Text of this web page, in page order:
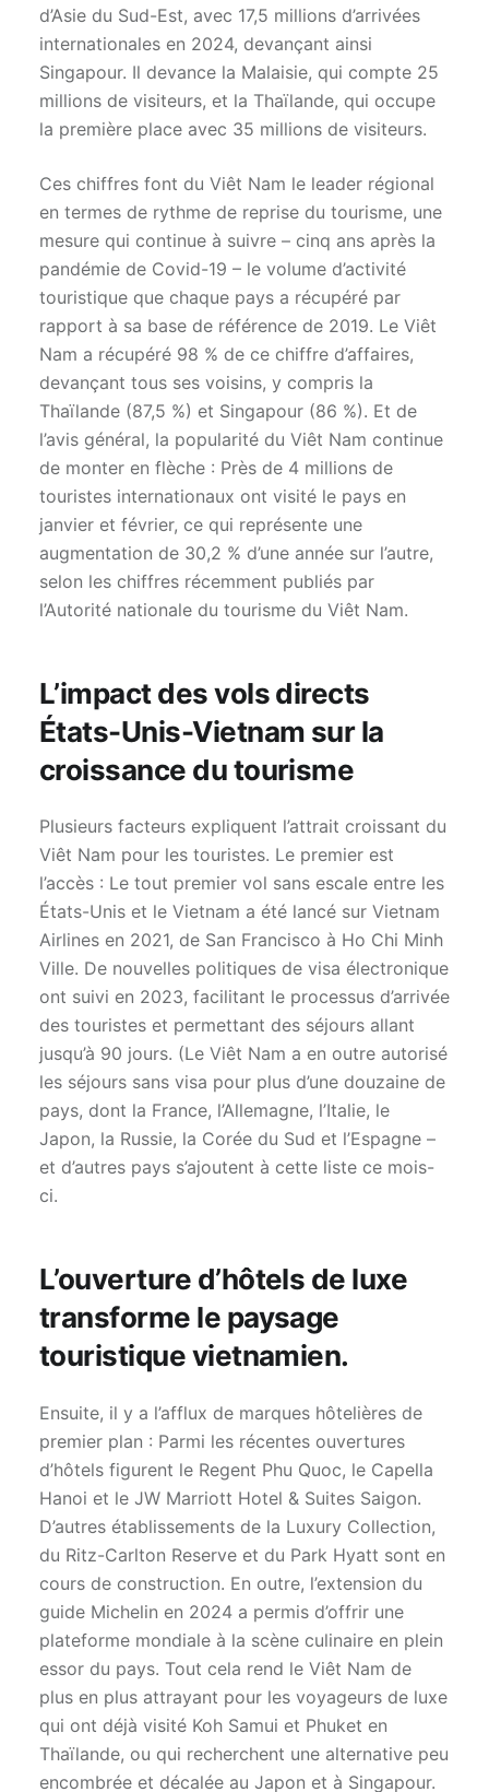
d’Asie du Sud-Est, avec 17,5 millions d’arrivées
internationales en 2024, devançant ainsi
Singapour. Il devance la Malaisie, qui compte 25
millions de visiteurs, et la Thaïlande, qui occupe
la première place avec 35 millions de visiteurs.
Ces chiffres font du Viêt Nam le leader régional
en termes de rythme de reprise du tourisme, une
mesure qui continue à suivre – cinq ans après la
pandémie de Covid-19 – le volume d’activité
touristique que chaque pays a récupéré par
rapport à sa base de référence de 2019. Le Viêt
Nam a récupéré 98 % de ce chiffre d’affaires,
devançant tous ses voisins, y compris la
Thaïlande (87,5 %) et Singapour (86 %). Et de
l’avis général, la popularité du Viêt Nam continue
de monter en flèche : Près de 4 millions de
touristes internationaux ont visité le pays en
janvier et février, ce qui représente une
augmentation de 30,2 % d’une année sur l’autre,
selon les chiffres récemment publiés par
l’Autorité nationale du tourisme du Viêt Nam.
L’impact des vols directs
États-Unis-Vietnam sur la
croissance du tourisme
Plusieurs facteurs expliquent l’attrait croissant du
Viêt Nam pour les touristes. Le premier est
l’accès : Le tout premier vol sans escale entre les
États-Unis et le Vietnam a été lancé sur Vietnam
Airlines en 2021, de San Francisco à Ho Chi Minh
Ville. De nouvelles politiques de visa électronique
ont suivi en 2023, facilitant le processus d’arrivée
des touristes et permettant des séjours allant
jusqu’à 90 jours. (Le Viêt Nam a en outre autorisé
les séjours sans visa pour plus d’une douzaine de
pays, dont la France, l’Allemagne, l’Italie, le
Japon, la Russie, la Corée du Sud et l’Espagne –
et d’autres pays s’ajoutent à cette liste ce mois-
ci.
L’ouverture d’hôtels de luxe
transforme le paysage
touristique vietnamien.
Ensuite, il y a l’afflux de marques hôtelières de
premier plan : Parmi les récentes ouvertures
d’hôtels figurent le Regent Phu Quoc, le Capella
Hanoi et le JW Marriott Hotel & Suites Saigon.
D’autres établissements de la Luxury Collection,
du Ritz-Carlton Reserve et du Park Hyatt sont en
cours de construction. En outre, l’extension du
guide Michelin en 2024 a permis d’offrir une
plateforme mondiale à la scène culinaire en plein
essor du pays. Tout cela rend le Viêt Nam de
plus en plus attrayant pour les voyageurs de luxe
qui ont déjà visité Koh Samui et Phuket en
Thaïlande, ou qui recherchent une alternative peu
encombrée et décalée au Japon et à Singapour.